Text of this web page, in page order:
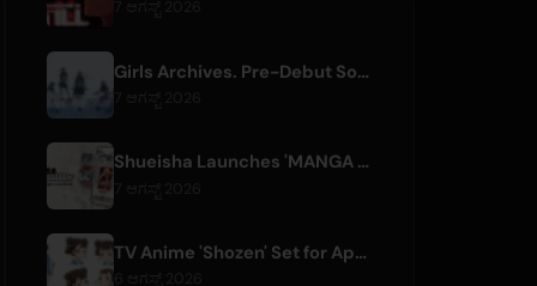
Girls Archives. Pre-Debut Song 'Reborn' is Theme for Netflix Film
Shueisha Launches 'MANGA MILLION', Free Global Library of 400 Manga Titles
TV Anime 'Shozen' Set for April 2027 Premiere on Fuji TV